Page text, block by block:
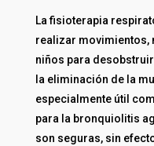
La fisioterapia
realizar movimientos,
niños para
la eliminación de la
especialmente útil
para la bronquiolitis
son seguras, sin